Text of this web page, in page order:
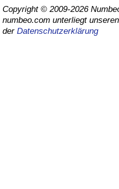
Copyright © 2009-2026
numbeo.com unterliegt unseren
der Datenschutzerklärung
Kriminalitäts-Index